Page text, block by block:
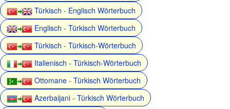
Türkisch - Englisch Wörterbuch
Englisch - Türkisch Wörterbuch
Türkisch - Türkisch-Wörterbuch
Italienisch - Türkisch-Wörterbuch
Ottomane - Türkisch Wörterbuch
Azerbaijani - Türkisch Wörterbuch